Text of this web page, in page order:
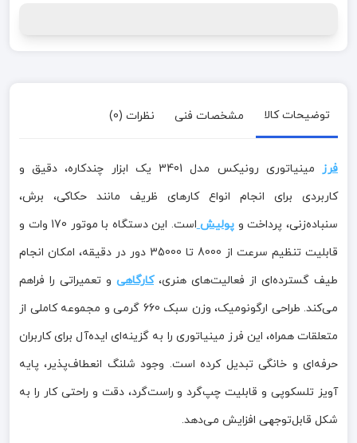
توضیحات کالا مشخصات فنی نظرات (0)
فرز
مینیاتوری رونیکس مدل 3401 یک ابزار چندکاره، دقیق و
کاربردی برای انجام انواع کارهای ظریف مانند حکاکی، برش،
سنباده‌زنی، پرداخت و پولیش
است. این دستگاه با موتور 170 وات و
قابلیت تنظیم سرعت از 8000 تا 35000 دور در دقیقه، امکان انجام
طیف گسترده‌ای از فعالیت‌های هنری،کارگاهی و تعمیراتی را فراهم
می‌کند. طراحی ارگونومیک، وزن سبک 660 گرمی و مجموعه کاملی از
متعلقات همراه، این فرز مینیاتوری را به گزینه‌ای ایده‌آل برای کاربران
حرفه‌ای و خانگی تبدیل کرده است. وجود شلنگ انعطاف‌پذیر، پایه
آویز تلسکوپی و قابلیت چپ‌گرد و راست‌گرد، دقت و راحتی کار را به
شکل قابل‌توجهی افزایش می‌دهد.